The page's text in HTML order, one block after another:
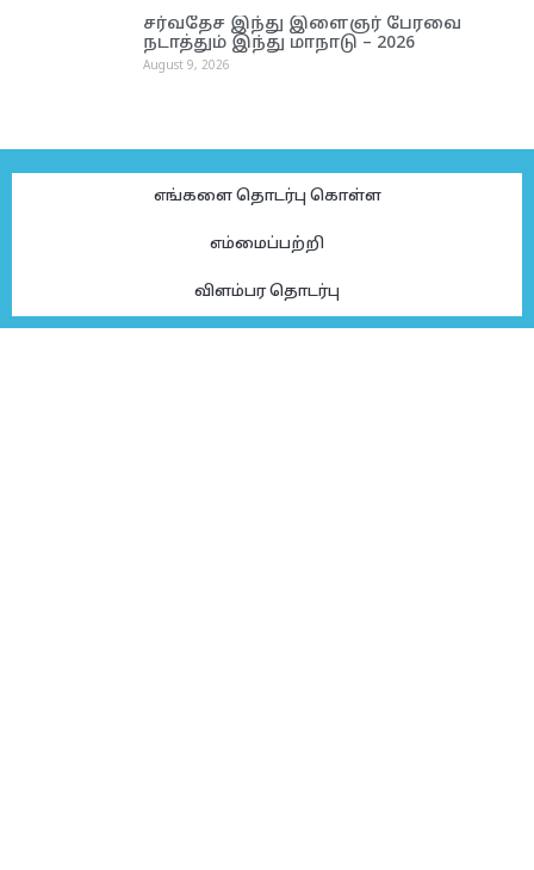
சர்வதேச இந்து இளைஞர் பேரவை
நடாத்தும் இந்து மாநாடு – 2026
August 9, 2026
எங்களை தொடர்பு கொள்ள
எம்மைப்பற்றி
விளம்பர தொடர்பு